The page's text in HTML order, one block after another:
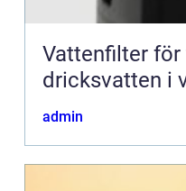
Vattenfilter för
dricksvatten i
admin